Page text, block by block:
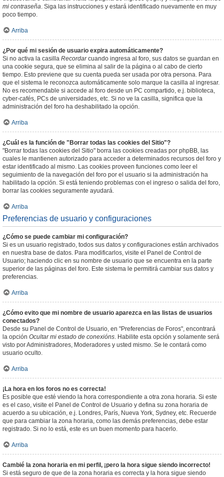
mi contraseña. Siga las instrucciones y estará identificado nuevamente en muy
poco tiempo.
Arriba
¿Por qué mi sesión de usuario expira automáticamente?
Si no activa la casilla Recordarcuando ingresa al foro, sus datos se guardan en
una cookie segura, que se elimina al salir de la página o al cabo de cierto
tiempo. Esto previene que su cuenta pueda ser usada por otra persona. Para
que el sistema le reconozca automáticamente solo marque la casilla al ingresar.
No es recomendable si accede al foro desde un PC compartido, e.j. biblioteca,
cyber-cafés, PCs de universidades, etc. Si no ve la casilla, significa que la
administración del foro ha deshabilitado la opción.
Arriba
¿Cuál es la función de "Borrar todas las cookies del Sitio"?
"Borrar todas las cookies del Sitio" borra las cookies creadas por phpBB, las
cuales le mantienen autorizado para acceder a determinados recursos del foro y
estar identificado al mismo. Las cookies proveen funciones como leer el
seguimiento de la navegación del foro por el usuario si la administración ha
habilitado la opción. Si está teniendo problemas con el ingreso o salida del foro,
borrar las cookies seguramente ayudará.
Arriba
Preferencias de usuario y configuraciones
¿Cómo se puede cambiar mi configuración?
Si es un usuario registrado, todos sus datos y configuraciones están archivados
en nuestra base de datos. Para modificarlos, visite el Panel de Control de
Usuario; haciendo clic en su nombre de usuario que se encuentra en la parte
superior de las páginas del foro. Este sistema le permitirá cambiar sus datos y
preferencias.
Arriba
¿Cómo evito que mi nombre de usuario aparezca en las listas de usuarios
conectados?
Desde su Panel de Control de Usuario, en "Preferencias de Foros", encontrará
la opción Ocultar mi estado de conexións. Habilite esta opción y solamente será
visto por Administradores, Moderadores y usted mismo. Se le contará como
usuario oculto.
Arriba
¡La hora en los foros no es correcta!
Es posible que esté viendo la hora correspondiente a otra zona horaria. Si este
es el caso, visite el Panel de Control de Usuario y defina su zona horaria de
acuerdo a su ubicación, e.j. Londres, París, Nueva York, Sydney, etc. Recuerde
que para cambiar la zona horaria, como las demás preferencias, debe estar
registrado. Si no lo está, este es un buen momento para hacerlo.
Arriba
Cambié la zona horaria en mi perfil, ¡pero la hora sigue siendo incorrecto!
Si está seguro de que de la zona horaria es correcta y la hora sigue siendo